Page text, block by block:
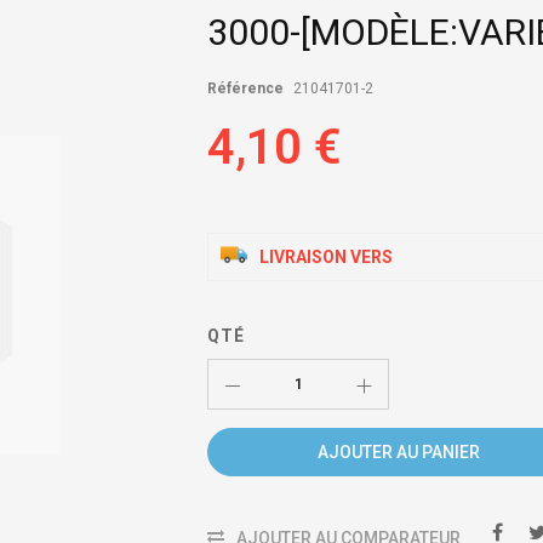
3000-
Référence 21041701-2
4,10 €
LIVRAISON VERS
QTÉ
AJOUTER AU PANIER
AJOUTER AU COMPARATEUR